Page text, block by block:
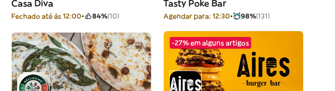
Casa Diva
Fechado até às 12:00 84%(10)
Tasty Poke Bar
Agendar para: 12:30 98%(131)
-27% em alguns artigos